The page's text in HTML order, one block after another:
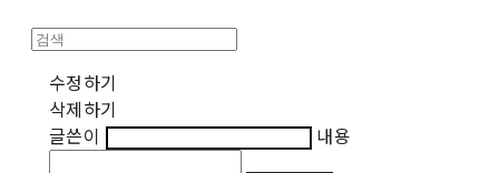
수정하기
삭제하기
글쓴이
내용